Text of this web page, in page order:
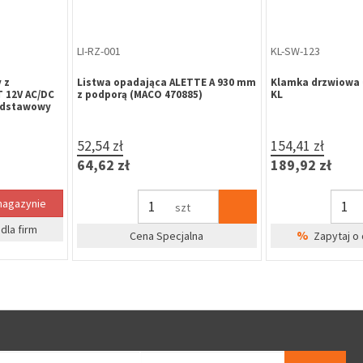
72
firm
ZP-WA-065
Zamek drzwiowy GERDA ZW100
72/50 WC, ocynk złoty
33,02 zł
40,61 zł
kpl
Zapytaj o cenę dla firm
ZA-PL-102
Zawias Pol-soft
regulacją fi 20
13,10 zł
16,11 zł
% Zapytaj o